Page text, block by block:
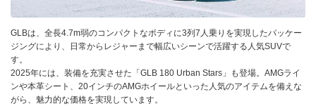
GLBは、全長4.7m弱のコンパクトなボディに3列7人乗りを実現したパッケー
ジングにより、日常からレジャーまで幅広いシーンで活躍する人気SUVで
す。
2025年には、装備を充実させた「GLB 180 Urban Stars」も登場。AMGライ
ンや本革シート、20インチのAMGホイールといった人気のアイテムを備えな
がら、魅力的な価格を実現しています。